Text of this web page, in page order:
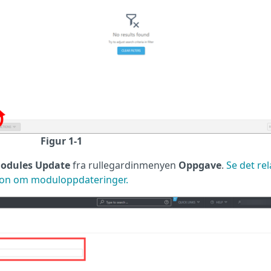
Figur 1-1
Updatefra rullegardinmenyen Oppgave. Se det
om moduloppdateringer.